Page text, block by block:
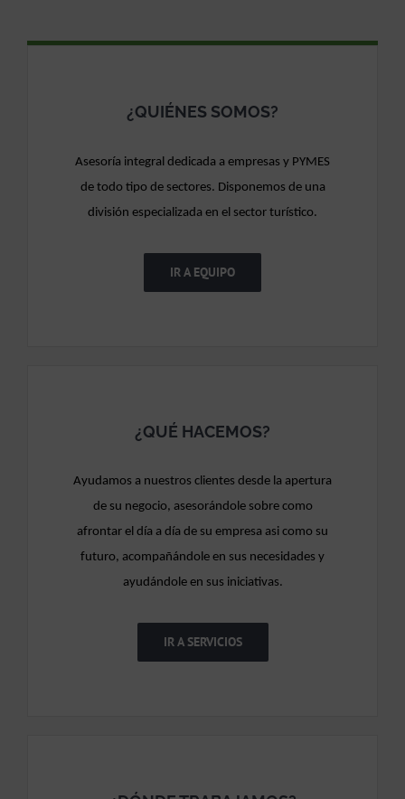
¿QUIÉNES SOMOS?
Asesoría integral dedicada a empresas y PYMES
de todo tipo de sectores. Disponemos de una
división especializada en el sector turístico.
IR A EQUIPO
¿QUÉ HACEMOS?
Ayudamos a nuestros clientes desde la apertura
de su negocio, asesorándole sobre como
afrontar el día a día de su empresa asi como su
futuro, acompañándole en sus necesidades y
ayudándole en sus iniciativas.
IR A SERVICIOS